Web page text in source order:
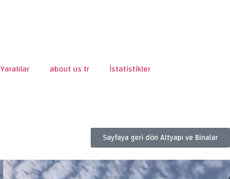
Yaralılar about us tr İstatistikler
Sayfaya geri dön Altyapı ve Binalar